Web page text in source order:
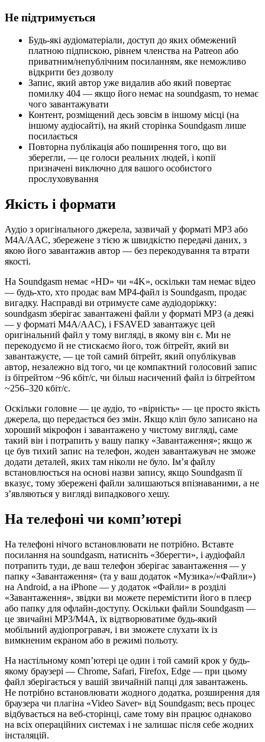
Не підтримується
Будь-які аудіоматеріали, доступ до яких обмежений
платною підпискою, рівнем членства на Patreon або
приватним/непублічним посиланням, яке неможливо
відкрити без дозволу
Запис, який автор уже видалив або який повертає
помилку 404 — якщо його немає на soundgasm, то немає
чого завантажувати
Контент, розміщений десь зовсім в іншому місці (на
іншому аудіосайті), на який сторінка Soundgasm лише
посилається
Повторна публікація або поширення того, що ви
зберегли, — це голоси реальних людей, і копії
призначені виключно для вашого особистого
прослуховування
Якість і формати
Аудіо з оригінального джерела, зазвичай у форматі MP3 або
M4A/AAC, збережене з тією ж швидкістю передачі даних, з
якою його завантажив автор — без перекодування та втрати
якості.
На Soundgasm немає «HD» чи «4K», оскільки там немає відео
— будь-хто, хто продає вам MP4-файл із Soundgasm, продає
вигадку. Насправді ви отримуєте саме аудіодоріжку:
soundgasm зберігає завантажені файли у форматі MP3 (а деякі
— у форматі M4A/AAC), і FSAVED завантажує цей
оригінальний файл у тому вигляді, в якому він є. Ми не
перекодуємо й не стискаємо його, тож бітрейт, який ви
завантажуєте, — це той самий бітрейт, який опублікував
автор, незалежно від того, чи це компактний голосовий запис
із бітрейтом ~96 кбіт/с, чи більш насичений файл із бітрейтом
~256–320 кбіт/с.
Оскільки головне — це аудіо, то «вірність» — це просто якість
джерела, що передається без змін. Якщо кліп було записано на
хороший мікрофон і завантажено у чистому вигляді, саме
такий він і потрапить у вашу папку «Завантаження»; якщо ж
це був тихий запис на телефон, жоден завантажувач не зможе
додати деталей, яких там ніколи не було. Ім’я файлу
встановлюється на основі назви запису, якщо Soundgasm її
вказує, тому збережені файли залишаються впізнаваними, а не
з’являються у вигляді випадкового хешу.
На телефоні чи комп’ютері
На телефоні нічого встановлювати не потрібно. Вставте
посилання на soundgasm, натисніть «Зберегти», і аудіофайл
потрапить туди, де ваш телефон зберігає завантаження — у
папку «Завантаження» (та у ваш додаток «Музика»/«Файли»)
на Android, а на iPhone — у додаток «Файли» в розділі
«Завантаження», звідки ви можете перемістити його в плеєр
або папку для офлайн-доступу. Оскільки файли Soundgasm —
це звичайні MP3/M4A, їх відтворюватиме будь-який
мобільний аудіопрогравач, і ви зможете слухати їх із
вимкненим екраном або в режимі польоту.
На настільному комп’ютері це один і той самий крок у будь-
якому браузері — Chrome, Safari, Firefox, Edge — при цьому
файл зберігається у вашій звичайній папці для завантажень.
Не потрібно встановлювати жодного додатка, розширення для
браузера чи плагіна «Video Saver» від Soundgasm; весь процес
відбувається на веб-сторінці, саме тому він працює однаково
на всіх операційних системах і не залишає після себе жодних
інсталяцій.